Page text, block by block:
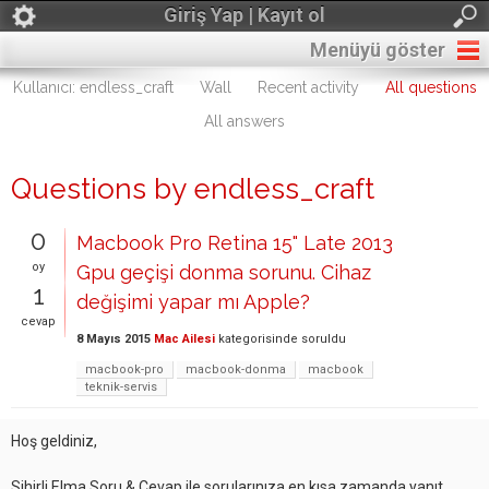
Giriş Yap | Kayıt ol
Menüyü göster
Kullanıcı: endless_craft Wall Recent activity
All questions
All answers
Questions by endless_craft
0
oy
1
cevap
Macbook Pro Retina 15" Late 2013
Gpu geçişi donma sorunu. Cihaz
değişimi yapar mı Apple?
8 Mayıs 2015 Mac Ailesi kategorisinde soruldu
macbook-pro macbook-donma
macbook
teknik-servis
Hoş geldiniz,